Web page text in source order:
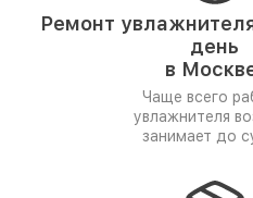
Ремонт
день
в
Чаще всего
увлажнителя
занимает до